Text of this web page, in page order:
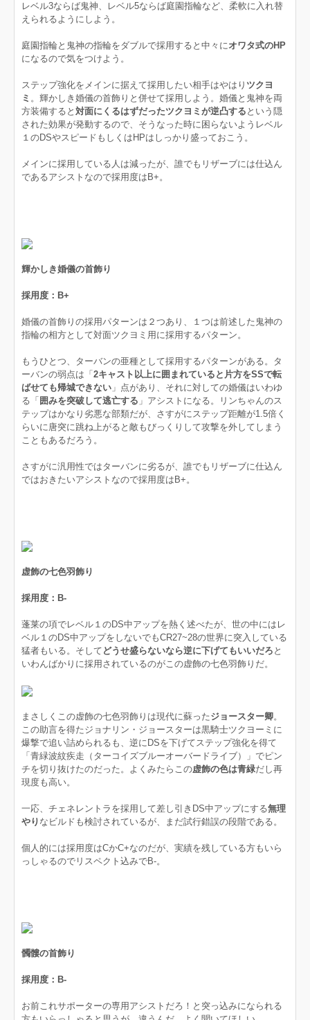
レベル3ならば鬼神、レベル5ならば庭園指輪など、柔軟に入れ替
えられるようにしよう。
庭園指輪と鬼神の指輪をダブルで採用すると中々にオワタ式のHP
になるので気をつけよう。
ステップ強化をメインに据えて採用したい相手はやはり ツクヨ
ミ 。輝かしき婚儀の首飾りと併せて採用しよう。婚儀と鬼神を両
方装備すると 対面にくるはずだったツクヨミが逆凸する という隠
された効果が発動するので、そうなった時に困らないようレベル
１のDSやスピードもしくはHPはしっかり盛っておこう。
メインに採用している人は減ったが、誰でもリザーブには仕込ん
であるアシストなので採用度はB+。
輝かしき婚儀の首飾り
採用度：B+
婚儀の首飾りの採用パターンは２つあり、１つは前述した鬼神の
指輪の相方として対面ツクヨミ用に採用するパターン。
もうひとつ、ターバンの亜種として採用するパターンがある。タ
ーバンの弱点は「 2キャスト以上に囲まれていると片方をSSで転
ばせても帰城できない 」点があり、それに対しての婚儀はいわゆ
る「 囲みを突破して逃亡する 」アシストになる。リンちゃんのス
テップはかなり劣悪な部類だが、さすがにステップ距離が1.5倍く
らいに唐突に跳ね上がると敵もびっくりして攻撃を外してしまう
こともあるだろう。
さすがに汎用性ではターバンに劣るが、誰でもリザーブに仕込ん
ではおきたいアシストなので採用度はB+。
虚飾の七色羽飾り
採用度：B-
蓬莱の項でレベル１のDS中アップを熱く述べたが、世の中にはレ
ベル１のDS中アップをしないでもCR27~28の世界に突入している
猛者もいる。そして どうせ盛らないなら逆に下げてもいいだろ と
いわんばかりに採用されているのがこの虚飾の七色羽飾りだ。
まさしくこの虚飾の七色羽飾りは現代に蘇ったジョースター卿。
この助言を得たジョナリン・ジョースターは黒騎士ツクヨーミに
爆撃で追い詰められるも、逆にDSを下げてステップ強化を得て
「青緑波紋疾走（ターコイズブルーオーバードライブ）」でピン
チを切り抜けたのだった。よくみたらこの虚飾の色は青緑だし再
現度も高い。
一応、チェネレントラを採用して差し引きDS中アップにする無理
やり なビルドも検討されているが、まだ試行錯誤の段階である。
個人的には採用度はCかC+なのだが、実績を残している方もいら
っしゃるのでリスペクト込みでB-。
髑髏の首飾り
採用度：B-
お前これサポーターの専用アシストだろ！と突っ込みになられる